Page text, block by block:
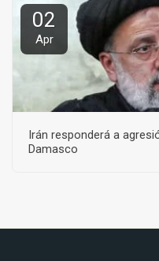
02
Apr
Irán responderá a
Damasco